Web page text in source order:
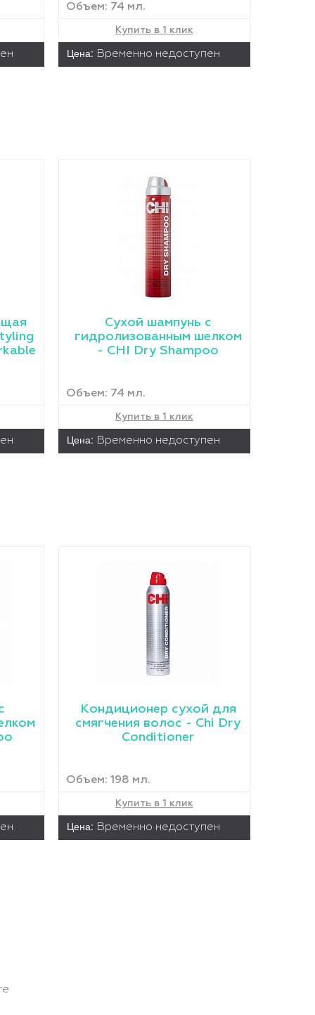
Объем: 74 мл.
Купить в 1 клик
Цена: Временно недоступен
Сухой шампунь c
гидролизованным шелком
- CHI Dry Shampoo
Объем: 74 мл.
Купить в 1 клик
Цена: Временно недоступен
Кондиционер сухой для
смягчения волос - Chi Dry
Conditioner
Объем: 198 мл.
Купить в 1 клик
Цена: Временно недоступен